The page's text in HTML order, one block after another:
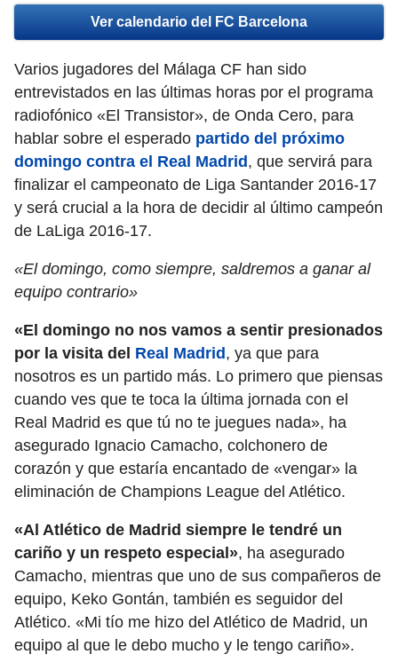
Ver calendario del FC Barcelona
Varios jugadores del Málaga CF han sido
entrevistados en las últimas horas por el programa
radiofónico «El Transistor», de Onda Cero, para
hablar sobre el esperado partido del próximo
domingo contra el Real Madrid , que servirá para
finalizar el campeonato de Liga Santander 2016-17
y será crucial a la hora de decidir al último campeón
de LaLiga 2016-17.
«El domingo, como siempre, saldremos a ganar al
equipo contrario»
«El domingo no nos vamos a sentir presionados
por la visita del Real Madrid , ya que para
nosotros es un partido más. Lo primero que piensas
cuando ves que te toca la última jornada con el
Real Madrid es que tú no te juegues nada», ha
asegurado Ignacio Camacho, colchonero de
corazón y que estaría encantado de «vengar» la
eliminación de Champions League del Atlético.
«Al Atlético de Madrid siempre le tendré un
cariño y un respeto especial», ha asegurado
Camacho, mientras que uno de sus compañeros de
equipo, Keko Gontán, también es seguidor del
Atlético. «Mi tío me hizo del Atlético de Madrid, un
equipo al que le debo mucho y le tengo cariño».